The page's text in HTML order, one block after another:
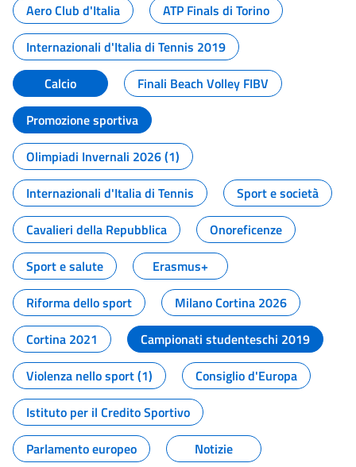
Aero Club d'Italia
ATP Finals di Torino
Internazionali d'Italia di Tennis 2019
Calcio
Finali Beach Volley FIBV
Promozione sportiva
Olimpiadi Invernali 2026 (1)
Internazionali d'Italia di Tennis
Sport e società
Cavalieri della Repubblica
Onoreficenze
Sport e salute
Erasmus+
Riforma dello sport
Milano Cortina 2026
Cortina 2021
Campionati studenteschi 2019
Violenza nello sport (1)
Consiglio d'Europa
Istituto per il Credito Sportivo
Parlamento europeo
Notizie